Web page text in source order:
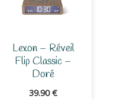
Lexon – Réveil
Flip Classic –
Doré
39.90€